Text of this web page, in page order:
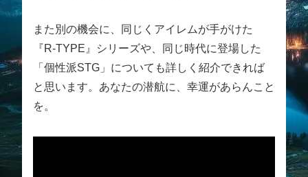
また別の機会に、同じくアイレムが手がけた
『R-TYPE』シリーズや、同じ時代に登場した
「個性派STG」についても詳しく紹介できれば
と思います。あなたの潜航に、幸運があらんこと
を。